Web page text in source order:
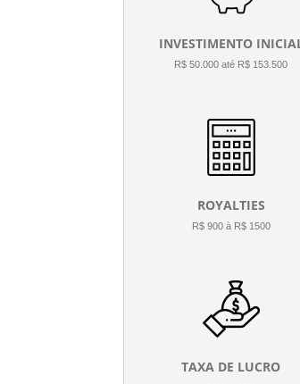
INVESTIMENTO
R$ 50.000 até R$ 153.500
ROYALTIES
R$ 900 à R$ 1500
TAXA DE LUCRO